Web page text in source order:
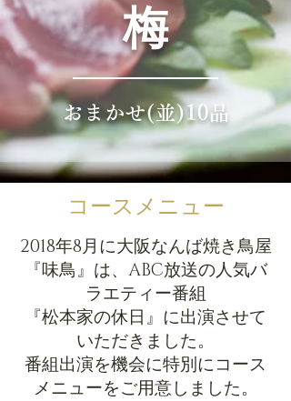
梅
おまかせ(並)10品
コースメニュー
2018年8月に大阪なんば焼き鳥屋
『味鳥』は、ABC放送の人気バ
ラエティー番組
『松本家の休日』に出演させて
いただきました。
番組出演を機会に特別にコース
メニューをご用意しました。